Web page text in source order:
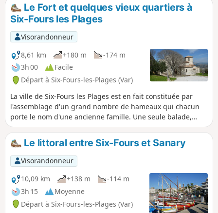
Le Fort et quelques vieux quartiers à
Six-Fours les Plages
Visorandonneur
8,61 km
+180 m
-174 m
3h 00
Facile
Départ à Six-Fours-les-Plages (Var)
La ville de Six-Fours les Plages est en fait constituée par
l'assemblage d'un grand nombre de hameaux qui chacun
porte le nom d'une ancienne famille. Une seule balade,
aussi longue soit-elle, ne peut suffire à les traverser tous.
Nous n'en verrons ici que quelques-uns, ainsi que le
fameux fort de Six-Fours, sis à l'emplacement de l'ancien
village perché aujourd'hui disparu.
Le littoral entre Six-Fours et Sanary
Visorandonneur
10,09 km
+138 m
-114 m
3h 15
Moyenne
Départ à Six-Fours-les-Plages (Var)